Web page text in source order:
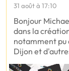
31 août à 17:10
Bonjour
dans la
notamment pu
Dijon et